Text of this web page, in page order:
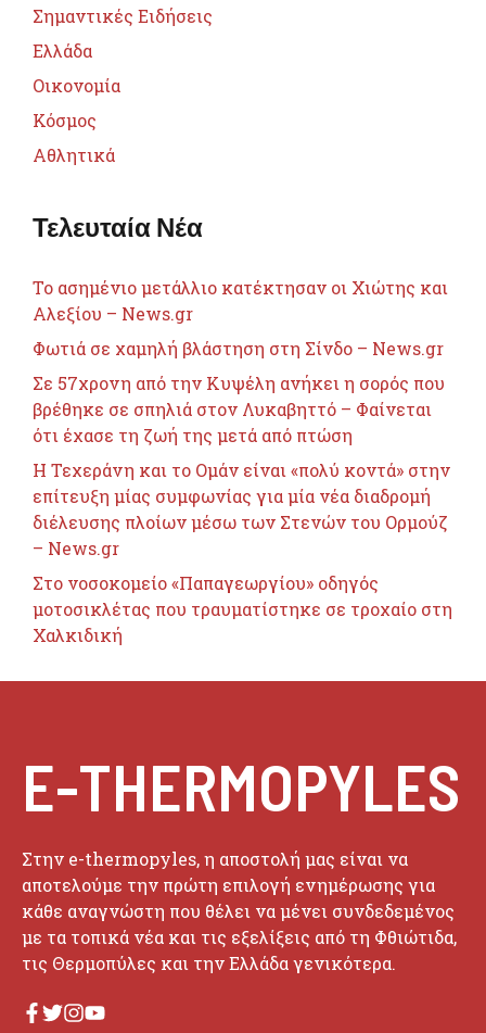
Σημαντικές Ειδήσεις
Ελλάδα
Οικονομία
Κόσμος
Αθλητικά
Τελευταία Νέα
Το ασημένιο μετάλλιο κατέκτησαν οι Χιώτης και
Αλεξίου – News.gr
Φωτιά σε χαμηλή βλάστηση στη Σίνδο – News.gr
Σε 57χρονη από την Κυψέλη ανήκει η σορός που
βρέθηκε σε σπηλιά στον Λυκαβηττό – Φαίνεται
ότι έχασε τη ζωή της μετά από πτώση
Η Τεχεράνη και το Ομάν είναι «πολύ κοντά» στην
επίτευξη μίας συμφωνίας για μία νέα διαδρομή
διέλευσης πλοίων μέσω των Στενών του Ορμούζ
– News.gr
Στο νοσοκομείο «Παπαγεωργίου» οδηγός
μοτοσικλέτας που τραυματίστηκε σε τροχαίο στη
Χαλκιδική
E-THERMOPYLES
Στην e-thermopyles, η αποστολή μας είναι να
αποτελούμε την πρώτη επιλογή ενημέρωσης για
κάθε αναγνώστη που θέλει να μένει συνδεδεμένος
με τα τοπικά νέα και τις εξελίξεις από τη Φθιώτιδα,
τις Θερμοπύλες και την Ελλάδα γενικότερα.